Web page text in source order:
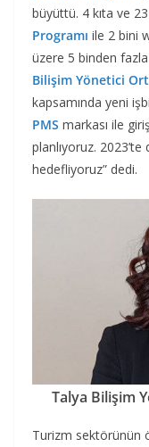
büyüttü. 4 kıta ve
Programı ile 2 bini
üzere 5 binden fazla
Bilişim Yönetici
kapsamında yeni
PMS markası ile
planlıyoruz.
hedefliyoruz” dedi.
Talya Bilişim
Turizm sektörünün